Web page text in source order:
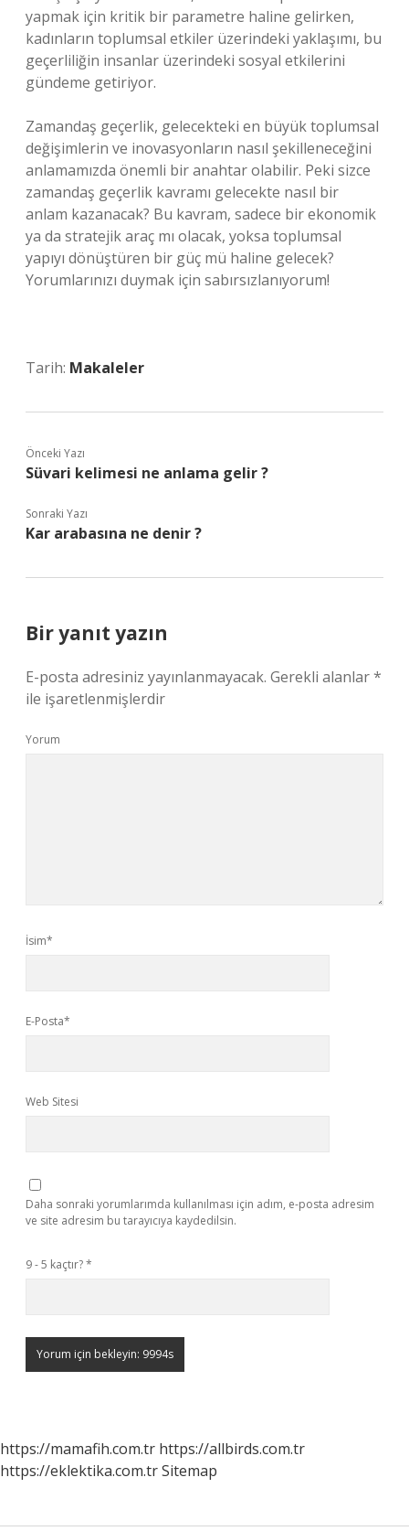
yapmak için kritik bir parametre haline gelirken,
kadınların toplumsal etkiler üzerindeki yaklaşımı, bu
geçerliliğin insanlar üzerindeki sosyal etkilerini
gündeme getiriyor.
Zamandaş geçerlik, gelecekteki en büyük toplumsal
değişimlerin ve inovasyonların nasıl şekilleneceğini
anlamamızda önemli bir anahtar olabilir. Peki sizce
zamandaş geçerlik kavramı gelecekte nasıl bir
anlam kazanacak? Bu kavram, sadece bir ekonomik
ya da stratejik araç mı olacak, yoksa toplumsal
yapıyı dönüştüren bir güç mü haline gelecek?
Yorumlarınızı duymak için sabırsızlanıyorum!
Tarih: Makaleler
Önceki Yazı
Süvari kelimesi ne anlama gelir ?
Sonraki Yazı
Kar arabasına ne denir ?
Bir yanıt yazın
E-posta adresiniz yayınlanmayacak. Gerekli alanlar*
ile işaretlenmişlerdir
Yorum
İsim*
E-Posta*
Web Sitesi
Daha sonraki yorumlarımda kullanılması için adım, e-posta adresim
ve site adresim bu tarayıcıya kaydedilsin.
9 - 5 kaçtır?*
https://mamafih.com.tr https://allbirds.com.tr
https://eklektika.com.trSitemap